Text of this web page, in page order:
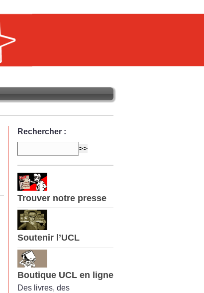
Rechercher :
Trouver notre presse
Soutenir l’UCL
Boutique UCL en ligne
Des livres, des